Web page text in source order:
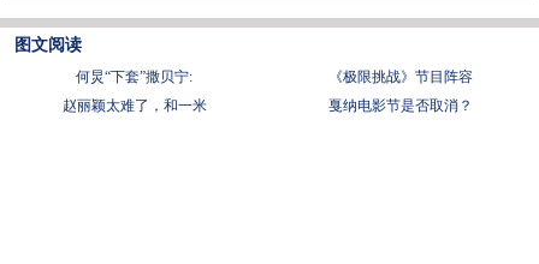
图文阅读
何炅“下套”撒贝宁:
《极限挑战》节目阵容
赵丽颖太难了，和一米
戛纳电影节是否取消？